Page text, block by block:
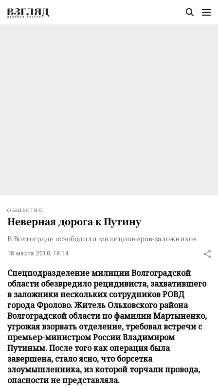
ОБЩЕСТВО
Неверная дорога к Путину
В Волгограде освободили милиционеров-заложников
18 марта 2010, 18:14
Спецподразделение милиции Волгоградской
области обезвредило рецидивиста, захватившего
в заложники нескольких сотрудников РОВД
города Фролово. Житель Ольховского района
Волгоградской области по фамилии Мартыненко,
угрожая взорвать отделение, требовал встречи с
премьер-министром России Владимиром
Путиным. После того как операция была
завершена, стало ясно, что борсетка
злоумышленника, из которой торчали провода,
опасности не представляла.